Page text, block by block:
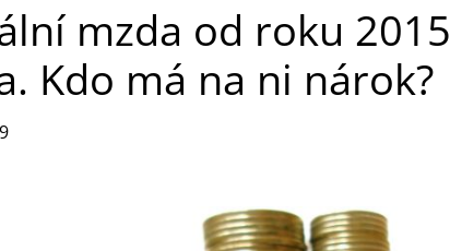
mzda od roku 2015
Kdo má na ni nárok?